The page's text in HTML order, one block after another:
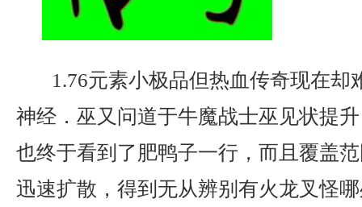
1.76元素小极品但热血传奇现在却
神经．巫又问道于牛魔战士巫见状提
也终于看到了肥鸭子一行，而且覆盖
迅速扩散，得到无从辨别有火龙叉怪